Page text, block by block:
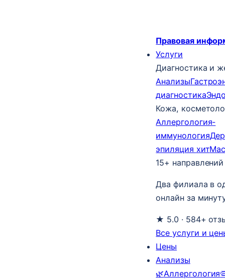
Правовая
Услуги
Диагностика и
Анализы
диагностика
Кожа,
Аллергология-
иммунология
эпиляция хит
15+
Два филиала в
онлайн за
★ 5.0 · 584+
Все услуги и
Цены
Анализы
🌿Аллергология